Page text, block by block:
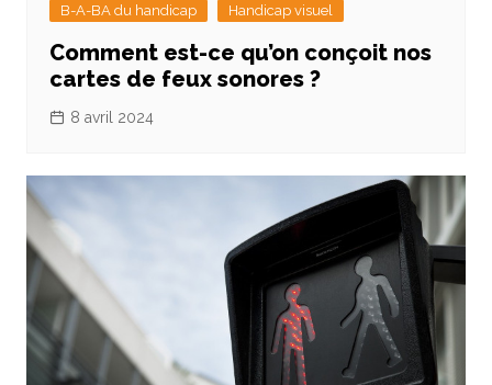
B-A-BA du handicap Handicap visuel
Comment est-ce qu’on conçoit nos
cartes de feux sonores ?
8 avril 2024